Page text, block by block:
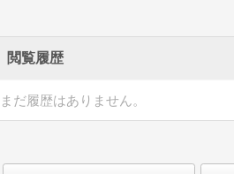
閲覧履歴
まだ履歴はありません。